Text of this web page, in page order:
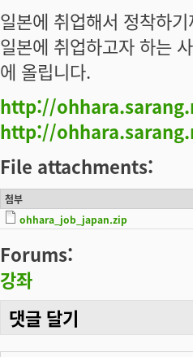
일본에 취업해서 정착하
일본에 취업하고자 하는
에 올립니다.
http://
http://
File attachments:
첨부
ohhara_job_japan.zip
Forums:
강좌
댓글 달기